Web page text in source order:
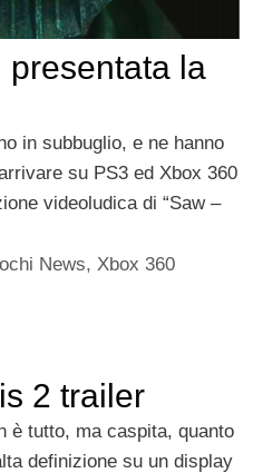
presentata la
in subbuglio, e ne hanno
su PS3 ed Xbox 360
videoludica di “Saw –
News, Xbox 360
2 trailer
è tutto, ma caspita, quanto
definizione su un display